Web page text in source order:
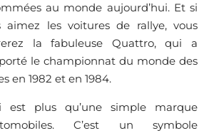
au monde aujourd’hui. Et si
aimez les voitures de rallye, vous
la fabuleuse Quattro, qui a
le championnat du monde des
en 1982 et en 1984.
est plus qu’une simple marque
C’est un symbole